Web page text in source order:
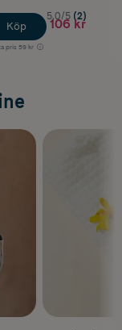
pris 59 kr
Köp
5.0/5 (2)
106 kr